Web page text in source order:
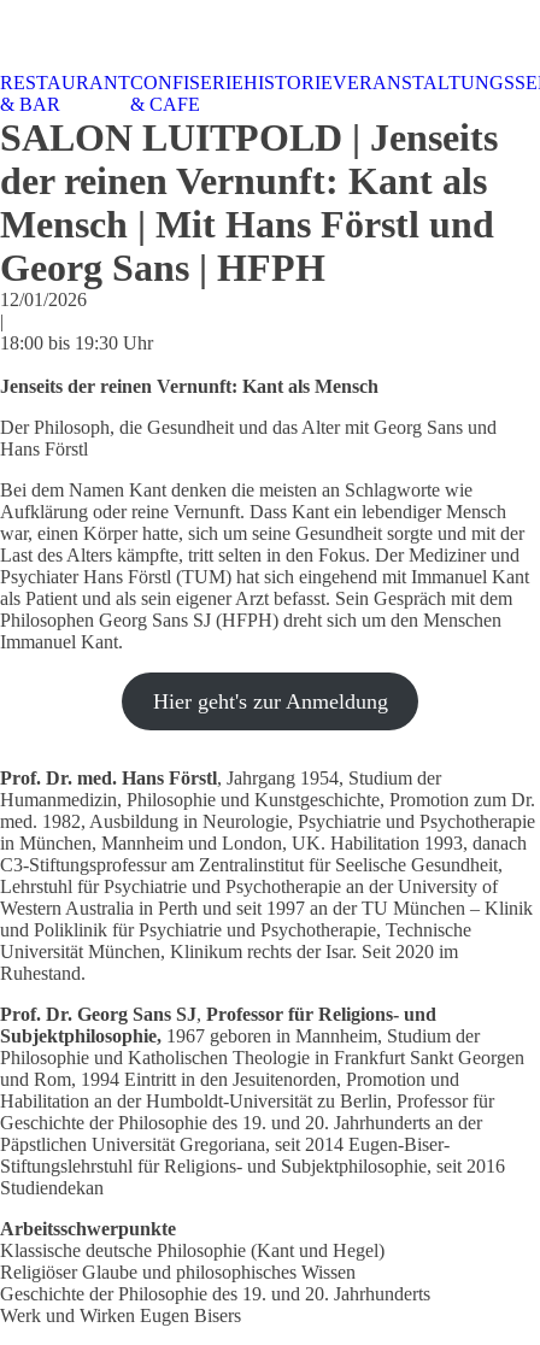
CAFE &
RESTAURANT
TISCHRESERVIERUNGKARRIERE
TISCHRESERVIERUNGKARRIERE
RESTAURANT
& BAR
CONFISERIE
& CAFE
HISTORIE
SALON LUITPOLD | Jenseits
der reinen Vernunft: Kant als
Mensch | Mit Hans Förstl und
Georg Sans | HFPH
12/01/2026
|
18:00 bis 19:30 Uhr
Jenseits der reinen Vernunft: Kant als Mensch
Der Philosoph, die Gesundheit und das Alter mit Georg Sans und
Hans Förstl
Bei dem Namen Kant denken die meisten an Schlagworte wie
Aufklärung oder reine Vernunft. Dass Kant ein lebendiger Mensch
war, einen Körper hatte, sich um seine Gesundheit sorgte und mit der
Last des Alters kämpfte, tritt selten in den Fokus. Der Mediziner und
Psychiater Hans Förstl (TUM) hat sich eingehend mit Immanuel Kant
als Patient und als sein eigener Arzt befasst. Sein Gespräch mit dem
Philosophen Georg Sans SJ (HFPH) dreht sich um den Menschen
Immanuel Kant.
Hier geht's zur Anmeldung
Prof. Dr. med. Hans Förstl, Jahrgang 1954, Studium der
Humanmedizin, Philosophie und Kunstgeschichte, Promotion zum Dr.
med. 1982, Ausbildung in Neurologie, Psychiatrie und Psychotherapie
in München, Mannheim und London, UK. Habilitation 1993, danach
C3-Stiftungsprofessur am Zentralinstitut für Seelische Gesundheit,
Lehrstuhl für Psychiatrie und Psychotherapie an der University of
Western Australia in Perth und seit 1997 an der TU München – Klinik
und Poliklinik für Psychiatrie und Psychotherapie, Technische
Universität München, Klinikum rechts der Isar. Seit 2020 im
Ruhestand.
Prof. Dr. Georg Sans SJ, Professor für Religions- und
Subjektphilosophie, 1967 geboren in Mannheim, Studium der
Philosophie und Katholischen Theologie in Frankfurt Sankt Georgen
und Rom, 1994 Eintritt in den Jesuitenorden, Promotion und
Habilitation an der Humboldt-Universität zu Berlin, Professor für
Geschichte der Philosophie des 19. und 20. Jahrhunderts an der
Päpstlichen Universität Gregoriana, seit 2014 Eugen-Biser-
Stiftungslehrstuhl für Religions- und Subjektphilosophie, seit 2016
Studiendekan
Arbeitsschwerpunkte
Klassische deutsche Philosophie (Kant und Hegel)
Religiöser Glaube und philosophisches Wissen
Geschichte der Philosophie des 19. und 20. Jahrhunderts
Werk und Wirken Eugen Bisers